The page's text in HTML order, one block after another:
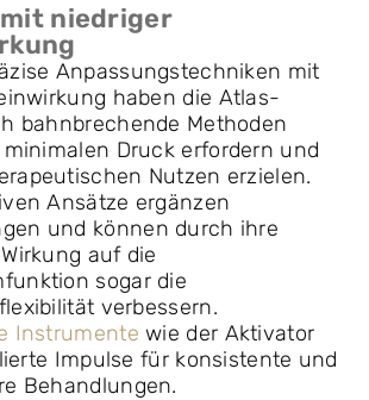
niedriger
Anpassungstechniken mit
haben die Atlas-
bahnbrechende Methoden
Druck erfordern und
Nutzen erzielen.
Ansätze ergänzen
und können durch ihre
auf die
sogar die
verbessern.
Instrumente wie der Aktivator
Impulse für konsistente und
Behandlungen.